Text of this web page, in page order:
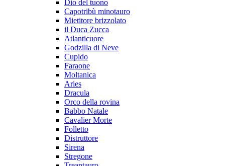
Dio del tuono
Capotribù minotauro
Mietitore brizzolato
il Duca Zucca
Atlanticuore
Godzilla di Neve
Cupido
Faraone
Moltanica
Aries
Dracula
Orco della rovina
Babbo Natale
Cavalier Morte
Folletto
Distruttore
Sirena
Stregone